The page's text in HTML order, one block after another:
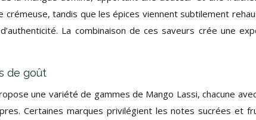
tandis que les épices viennent subtilement
La combinaison de ces saveurs crée une
de goût
une variété de gammes de Mango Lassi, chacune
Certaines marques privilégient les notes sucrées et